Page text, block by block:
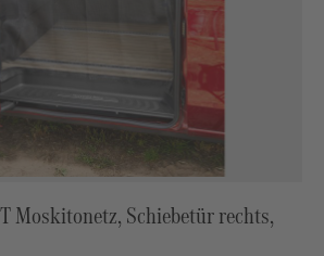
Moskitonetz, Schiebetür rechts,